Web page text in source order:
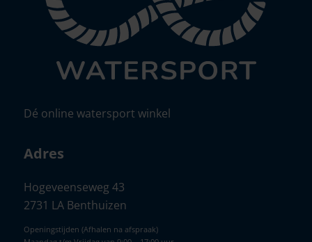
Dé online watersport winkel
Adres
Hogeveenseweg 43
2731 LA Benthuizen
Openingstijden (Afhalen na afspraak)